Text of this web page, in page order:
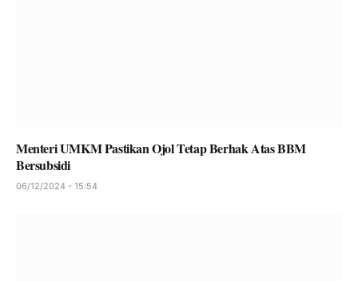
Menteri UMKM Pastikan Ojol Tetap Berhak Atas BBM
Bersubsidi
06/12/2024 - 15:54